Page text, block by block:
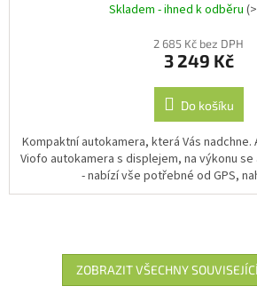
Skladem - ihned k odběru
2 685 Kč bez DPH
3 249 Kč
Do košíku
Kompaktní autokamera, která Vás nadchne.
Viofo autokamera s displejem, na výkonu
- nabízí vše potřebné od GPS,
ZOBRAZIT VŠECHNY